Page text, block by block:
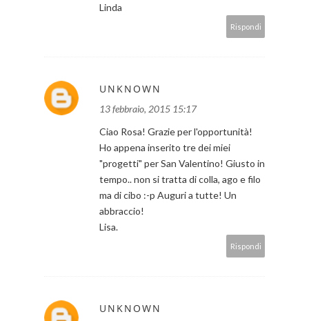
Linda
Rispondi
UNKNOWN
13 febbraio, 2015 15:17
Ciao Rosa! Grazie per l'opportunità!
Ho appena inserito tre dei miei
"progetti" per San Valentino! Giusto in
tempo.. non si tratta di colla, ago e filo
ma di cibo :-p Auguri a tutte! Un
abbraccio!
Lisa.
Rispondi
UNKNOWN